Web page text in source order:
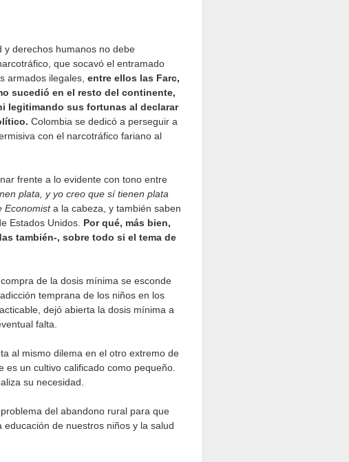
y derechos humanos no debe
que socavó el entramado
armados ilegales,entre ellos las Farc,
sucedió en el resto del continente,
legitimando sus fortunas al declarar
Colombia se dedicó a perseguir a
con el narcotráfico fariano al
frente a lo evidente con tono entre
plata, y yo creo que sí tienen plata
Economista la cabeza, y también saben
Estados Unidos. Por qué, más bien,
también-, sobre todo si el tema de
de la dosis mínima se esconde
temprana de los niños en los
dejó abierta la dosis mínima a
falta.
al mismo dilema en el otro extremo de
un cultivo calificado como pequeño.
su necesidad.
del abandono rural para que
de nuestros niños y la salud